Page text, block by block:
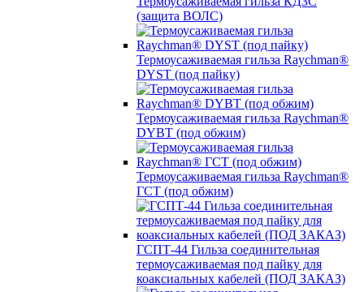
(защита ВОЛС)
Термоусаживаемая гильза Raychman®
DYST (под пайку)
Термоусаживаемая гильза Raychman®
DYBT (под обжим)
Термоусаживаемая гильза Raychman®
ГСТ (под обжим)
ГСПТ-44 Гильза соединительная
термоусаживаемая под пайку для
коаксиальных кабелей (ПОД ЗАКАЗ)